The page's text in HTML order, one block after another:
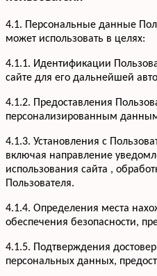
4.1. Персональные данные
может использовать в целях:
4.1.1. Идентификации
сайте для его дальнейшей
4.1.2. Предоставления
персонализированным
4.1.3. Установления с
включая направление
использования сайта ,
Пользователя.
4.1.4. Определения места
обеспечения безопасности,
4.1.5. Подтверждения
персональных данных,